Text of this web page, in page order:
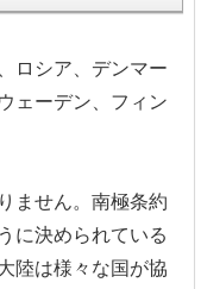
ロシア、デンマー
ェーデン、フィン
ません。 南極条約
に決められている
陸は様々な国が協